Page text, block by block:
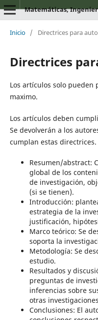
Matemáticas,
Inicio / Directrices para
Directrices
Los artículos solo pueden
maximo.
Los artículos deben
Se devolverán a los
cumplan estas directrices.
Resumen/abstract:
global de los
de investigación,
(si se tienen).
Introducción:
estrategia de la
justificación,
Marco teórico: Se
soporta la
Metodología: Se
estudio.
Resultados y
preguntas de
inferencias sobre
otras
Conclusiones: El